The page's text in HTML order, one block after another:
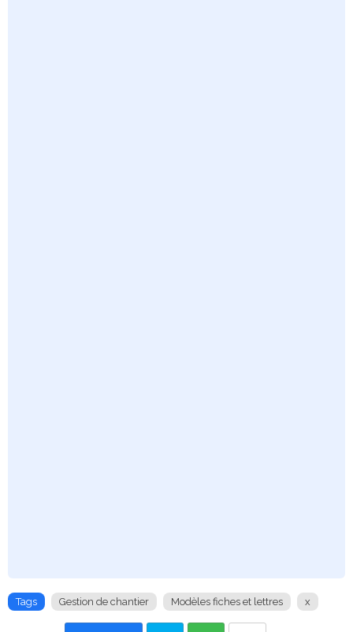
Tags Gestion de chantier Modèles fiches et lettres x